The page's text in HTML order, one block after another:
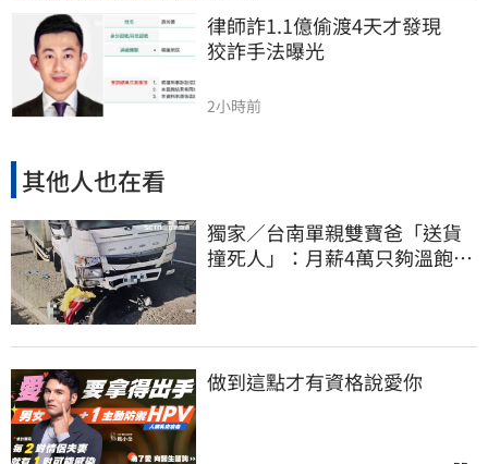
律師詐1.1億偷渡4天才發現
狡詐手法曝光
2小時前
其他人也在看
獨家／台南單親雙寶爸「送貨
撞死人」：月薪4萬只夠溫飽
做到這點才有資格說愛你